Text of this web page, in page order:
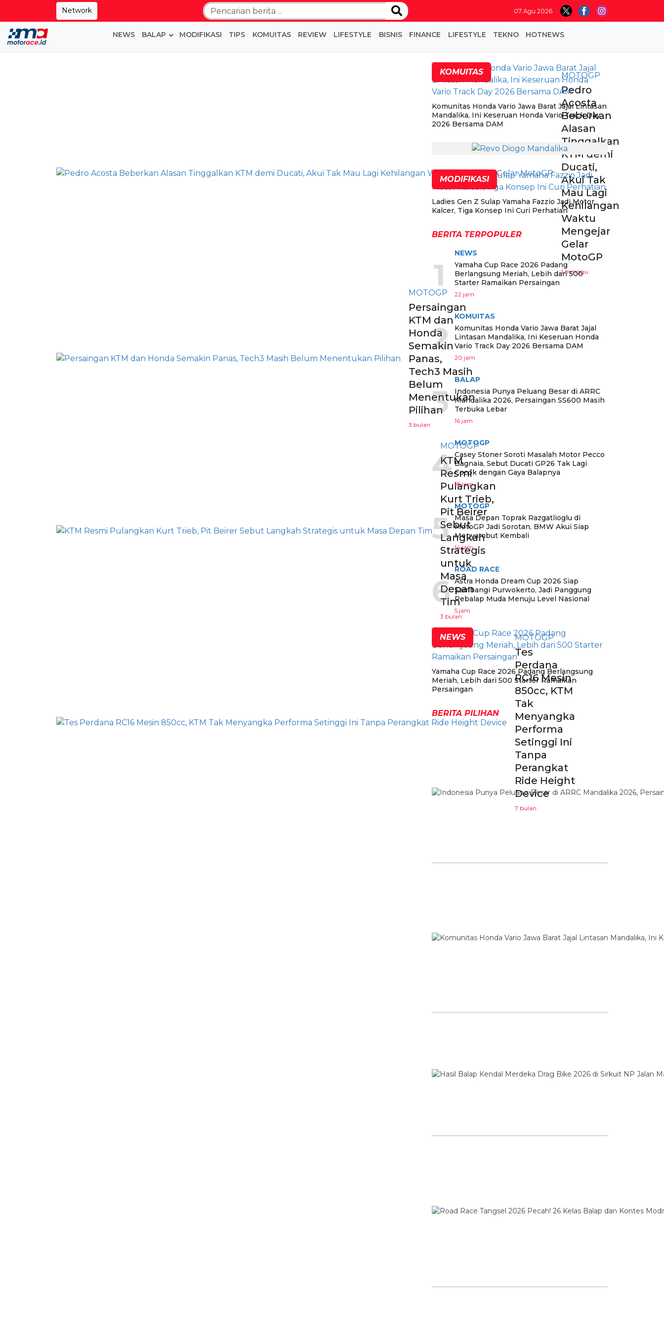
Network 07 Agu 2026
NEWS BALAP MODIFIKASI TIPS KOMUITAS REVIEW LIFESTYLE BISNIS FINANCE LIFESTYLE TEKNO HOTNEWS
MOTOGP
Pedro
Acosta
Beberkan
Alasan
Tinggalkan
KTM demi
Ducati,
Akui Tak
Mau Lagi
Kehilangan
Waktu
Mengejar
Gelar
MotoGP
1 minggu
MOTOGP
Persaingan
KTM dan
Honda
Semakin
Panas,
Tech3 Masih
Belum
Menentukan
Pilihan
3 bulan
MOTOGP
KTM
Resmi
Pulangkan
Kurt Trieb,
Pit Beirer
Sebut
Langkah
Strategis
untuk
Masa
Depan
Tim
3 bulan
MOTOGP
Tes
Perdana
RC16 Mesin
850cc, KTM
Tak
Menyangka
Performa
Setinggi Ini
Tanpa
Perangkat
Ride Height
Device
7 bulan
KOMUITAS
Komunitas Honda Vario Jawa Barat Jajal Lintasan
Mandalika, Ini Keseruan Honda Vario Track Day
2026 Bersama DAM
MODIFIKASI
Ladies Gen Z Sulap Yamaha Fazzio Jadi Motor
Kalcer, Tiga Konsep Ini Curi Perhatian
BERITA TERPOPULER
1
NEWS
Yamaha Cup Race 2026 Padang
Berlangsung Meriah, Lebih dari 500
Starter Ramaikan Persaingan
22 jam
2
KOMUITAS
Komunitas Honda Vario Jawa Barat Jajal
Lintasan Mandalika, Ini Keseruan Honda
Vario Track Day 2026 Bersama DAM
20 jam
3
BALAP
Indonesia Punya Peluang Besar di ARRC
Mandalika 2026, Persaingan SS600 Masih
Terbuka Lebar
16 jam
4
MOTOGP
Casey Stoner Soroti Masalah Motor Pecco
Bagnaia, Sebut Ducati GP26 Tak Lagi
Cocok dengan Gaya Balapnya
18 jam
5
MOTOGP
Masa Depan Toprak Razgatlioglu di
MotoGP Jadi Sorotan, BMW Akui Siap
Menyambut Kembali
14 jam
6
ROAD RACE
Astra Honda Dream Cup 2026 Siap
Sambangi Purwokerto, Jadi Panggung
Pebalap Muda Menuju Level Nasional
5 jam
NEWS
Yamaha Cup Race 2026 Padang Berlangsung
Meriah, Lebih dari 500 Starter Ramaikan
Persaingan
BERITA PILIHAN